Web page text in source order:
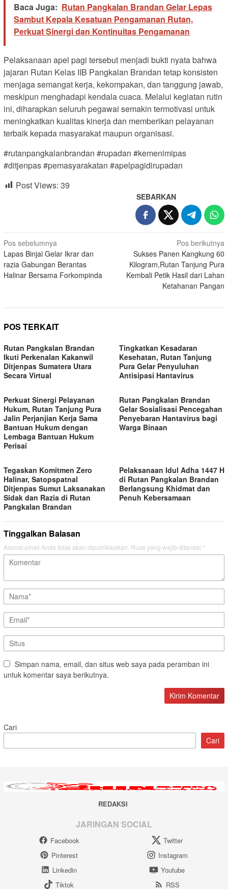
Baca Juga: Rutan Pangkalan Brandan Gelar Lepas
Sambut Kepala Kesatuan Pengamanan Rutan,
Perkuat Sinergi dan Kontinuitas Pengamanan
Pelaksanaan apel pagi tersebut menjadi bukti nyata bahwa
jajaran Rutan Kelas IIB Pangkalan Brandan tetap konsisten
menjaga semangat kerja, kekompakan, dan tanggung jawab,
meskipun menghadapi kendala cuaca. Melalui kegiatan rutin
ini, diharapkan seluruh pegawai semakin termotivasi untuk
meningkatkan kualitas kinerja dan memberikan pelayanan
terbaik kepada masyarakat maupun organisasi.
#rutanpangkalanbrandan #rupadan #kemenimipas
#ditjenpas #pemasyarakatan #apelpagidirupadan
Post Views: 39
SEBARKAN
Navigasi
pos
Pos sebelumnya
Lapas Binjai Gelar Ikrar dan
razia Gabungan Berantas
Halinar Bersama Forkompinda
Pos berikutnya
Sukses Panen Kangkung 60
Kilogram,Rutan Tanjung Pura
Kembali Petik Hasil dari Lahan
Ketahanan Pangan
POS TERKAIT
Rutan Pangkalan Brandan
Ikuti Perkenalan Kakanwil
Ditjenpas Sumatera Utara
Secara Virtual
Tingkatkan Kesadaran
Kesehatan, Rutan Tanjung
Pura Gelar Penyuluhan
Antisipasi Hantavirus
Perkuat Sinergi Pelayanan
Hukum, Rutan Tanjung Pura
Jalin Perjanjian Kerja Sama
Bantuan Hukum dengan
Lembaga Bantuan Hukum
Perisai
Rutan Pangkalan Brandan
Gelar Sosialisasi Pencegahan
Penyebaran Hantavirus bagi
Warga Binaan
Tegaskan Komitmen Zero
Halinar, Satopspatnal
Ditjenpas Sumut Laksanakan
Sidak dan Razia di Rutan
Pangkalan Brandan
Pelaksanaan Idul Adha 1447 H
di Rutan Pangkalan Brandan
Berlangsung Khidmat dan
Penuh Kebersamaan
Tinggalkan Balasan
Alamat email Anda tidak akan dipublikasikan. Ruas yang wajib ditandai *
Simpan nama, email, dan situs web saya pada peramban ini
untuk komentar saya berikutnya.
Cari
Cari
REDAKSI
JARINGAN SOCIAL
Facebook
Twitter
Pinterest
Instagram
Linkedin
Youtube
Tiktok
RSS